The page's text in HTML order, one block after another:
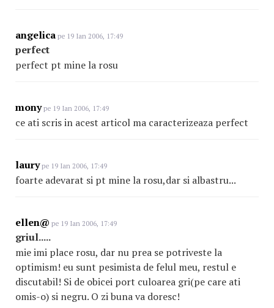
angelica pe 19 Ian 2006, 17:49
perfect
perfect pt mine la rosu
monype 19 Ian 2006, 17:49
ce ati scris in acest articol ma caracterizeaza perfect
laurype 19 Ian 2006, 17:49
foarte adevarat si pt mine la rosu,dar si albastru...
ellen@ pe 19 Ian 2006, 17:49
griul.....
mie imi place rosu, dar nu prea se potriveste la
optimism! eu sunt pesimista de felul meu, restul e
discutabil! Si de obicei port culoarea gri(pe care ati
omis-o) si negru. O zi buna va doresc!